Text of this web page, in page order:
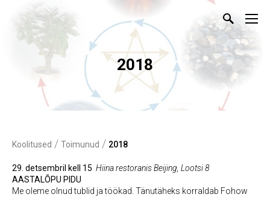
2018
Koolitused / Toimunud / 2018
29. detsembril kell 15 Hiina restoranis Beijing, Lootsi 8
AASTALÕPU PIDU
Me oleme olnud tublid ja töökad. Tänutäheks korraldab Fohow